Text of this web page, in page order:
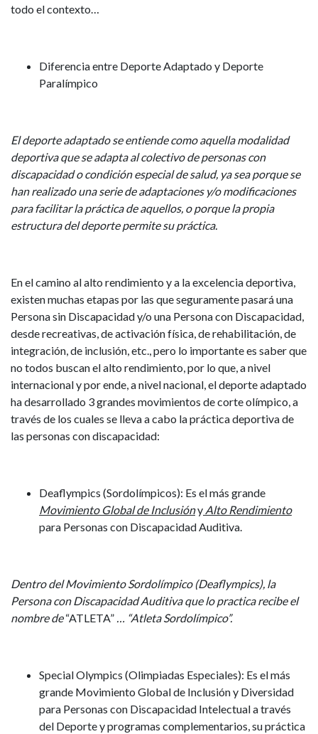
todo el contexto…
Diferencia entre Deporte Adaptado y Deporte
Paralímpico
Eldeporte adaptadose entiende como aquella modalidad
deportiva que se adapta al colectivo de personas con
discapacidad o condición especial de salud, ya sea porque se
han realizado una serie de adaptaciones y/o modificaciones
para facilitar la práctica de aquellos, o porque la propia
estructura del deporte permite su práctica.
En el camino al alto rendimiento y a la excelencia deportiva,
existen muchas etapas por las que seguramente pasará una
Persona sin Discapacidad y/o una Persona con Discapacidad,
desde recreativas, de activación física, de rehabilitación, de
integración, de inclusión, etc., pero lo importante es saber que
no todos buscan el alto rendimiento, por lo que, a nivel
internacional y por ende, a nivel nacional, el deporte adaptado
ha desarrollado 3 grandes movimientos de corte olímpico, a
través de los cuales se lleva a cabo la práctica deportiva de
las personas con discapacidad:
Deaflympics (Sordolímpicos): Es el más grande
Movimiento Global de Inclusióny Alto Rendimiento
para Personas con Discapacidad Auditiva.
Dentro del Movimiento Sordolímpico (Deaflympics), la
Persona con Discapacidad Auditiva que lo practica recibe el
nombre de“ATLETA” … “Atleta Sordolímpico”.
Special Olympics (Olimpiadas Especiales): Es el más
grande Movimiento Global de Inclusión y Diversidad
para Personas con Discapacidad Intelectual a través
del Deporte y programas complementarios, su práctica